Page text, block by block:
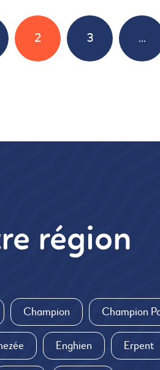
2 3 ...
région
Champion Champion
Enghien Erpent